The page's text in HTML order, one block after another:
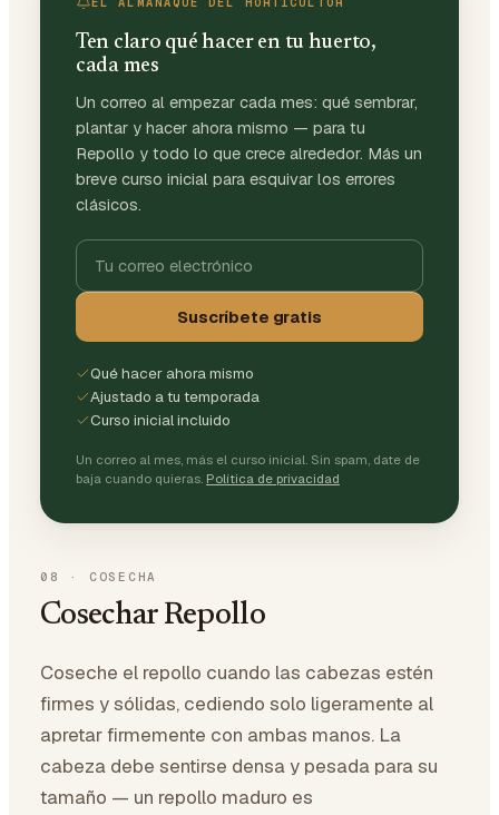
Ten claro qué hacer en tu huerto,
cada mes
Un correo al empezar cada mes: qué sembrar,
plantar y hacer ahora mismo — para tu
Repollo y todo lo que crece alrededor. Más un
breve curso inicial para esquivar los errores
clásicos.
Suscríbete gratis
Qué hacer ahora mismo
Ajustado a tu temporada
Curso inicial incluido
Un correo al mes, más el curso inicial. Sin spam, date de
baja cuando quieras. Política de privacidad
08 · COSECHA
Cosechar Repollo
Coseche el repollo cuando las cabezas estén
firmes y sólidas, cediendo solo ligeramente al
apretar firmemente con ambas manos. La
cabeza debe sentirse densa y pesada para su
tamaño — un repollo maduro es